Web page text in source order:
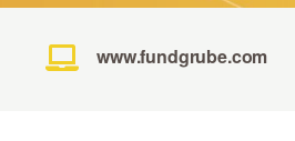
www.fundgrube.com